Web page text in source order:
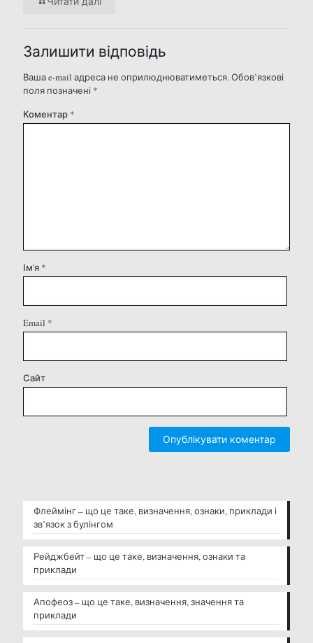
Залишити відповідь
Ваша e-mail адреса не оприлюднюватиметься.Обов’язкові
поля позначені *
Коментар *
Ім'я *
Email *
Сайт
Флеймінг – що це таке, визначення, ознаки, приклади і
зв’язок з булінгом
Рейджбейт – що це таке, визначення, ознаки та
приклади
Апофеоз – що це таке, визначення, значення та
приклади